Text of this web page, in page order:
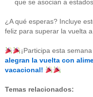
alergias(3)
alimentos(22)
alimentos-perjudiaciales (17)
antioxidantes (6)
beneficios-salud(53)
calcio
corazon(1)
que se asocian a
¿A qué esperas? Incluye
feliz para superar la vuelta
¡Participa esta
alegran la vuelta con
vacacional!
Temas relacionados: